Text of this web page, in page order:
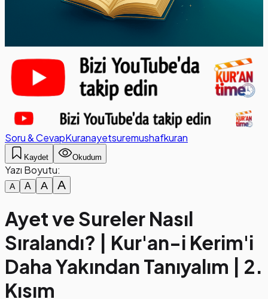
Soru & CevapKuranayetsuremushafkuran
Kaydet Okudum
Yazı Boyutu:
A A A A
Ayet ve Sureler Nasıl
Sıralandı? | Kur'an-i Kerim'i
Daha Yakından Tanıyalım | 2.
Kısım